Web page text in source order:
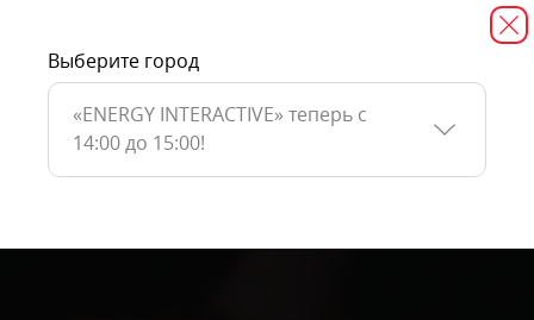
Выберите город
«ENERGY INTERACTIVE» теперь с
14:00 до 15:00!